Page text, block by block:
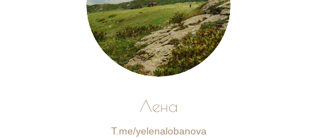
Лена
T.me/yelenalobanova